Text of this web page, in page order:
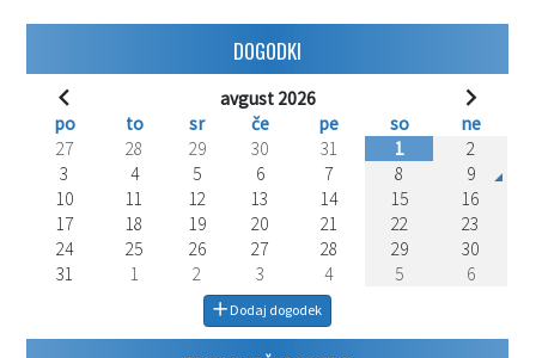
DOGODKI
avgust 2026
po
to sr če pe so
ne
27
28 29 30 31 1
2
3
4 5 6 7 8
9
10
11 12 13 14 15
16
17
18 19 20 21 22
23
24
25 26 27 28 29
30
31
1 2 3 4 5 6
Dodaj dogodek